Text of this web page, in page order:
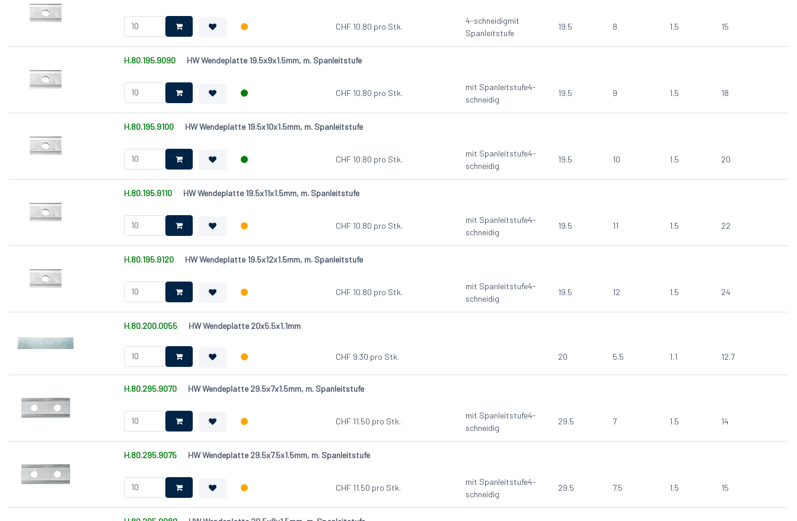
CHF 10.80 pro Stk.
4-schneidigmit
Spanleitstufe
19.5 8 1.5 15
H.80.195.9090 HW Wendeplatte 19.5x9x1.5mm, m. Spanleitstufe
CHF 10.80 pro Stk.
mit Spanleitstufe4-
schneidig
19.5 9 1.5 18
H.80.195.9100 HW Wendeplatte 19.5x10x1.5mm, m. Spanleitstufe
CHF 10.80 pro Stk.
mit Spanleitstufe4-
schneidig
19.5 10 1.5 20
H.80.195.9110 HW Wendeplatte 19.5x11x1.5mm, m. Spanleitstufe
CHF 10.80 pro Stk.
mit Spanleitstufe4-
schneidig
19.5 11 1.5 22
H.80.195.9120 HW Wendeplatte 19.5x12x1.5mm, m. Spanleitstufe
CHF 10.80 pro Stk.
mit Spanleitstufe4-
schneidig
19.5 12 1.5 24
H.80.200.0055 HW Wendeplatte 20x5.5x1.1mm
CHF 9.30 pro Stk. 20 5.5 1.1 12.7
H.80.295.9070 HW Wendeplatte 29.5x7x1.5mm, m. Spanleitstufe
CHF 11.50 pro Stk.
mit Spanleitstufe4-
schneidig
29.5 7 1.5 14
H.80.295.9075 HW Wendeplatte 29.5x7.5x1.5mm, m. Spanleitstufe
CHF 11.50 pro Stk.
mit Spanleitstufe4-
schneidig
29.5 7.5 1.5 15